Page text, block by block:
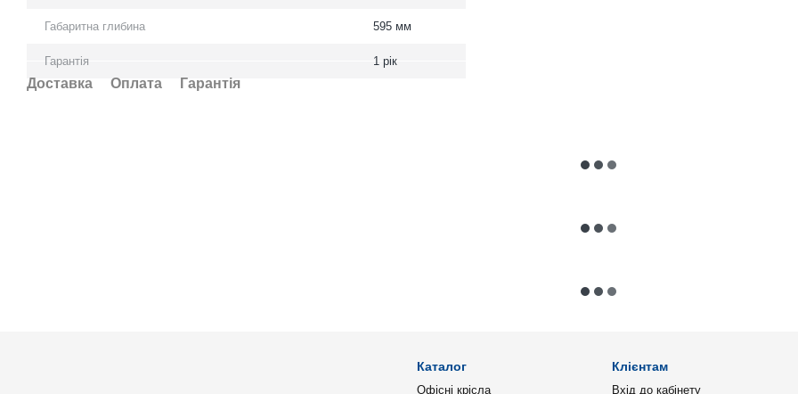
Габаритна глибина 595 мм
Гарантія 1 рік
Доставка Оплата Гарантія
Каталог
Офісні крісла
Клієнтам
Вхід до кабінету